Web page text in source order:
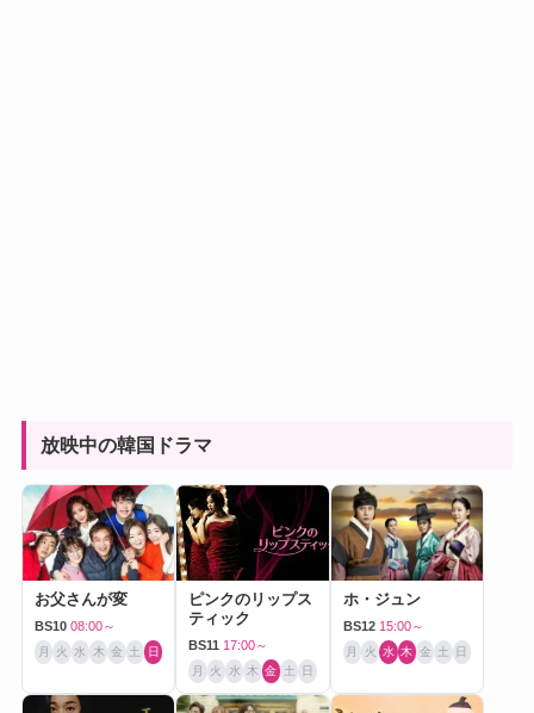
放映中の韓国ドラマ
お父さんが変
BS10 08:00～
月 火 水 木 金 土 日
ピンクのリップス
ティック
BS11 17:00～
月 火 水 木 金 土 日
ホ・ジュン
BS12 15:00～
月 火 水 木 金 土 日